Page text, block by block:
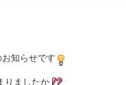
知らせです
りましたか